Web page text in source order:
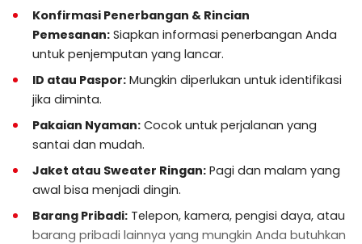
diasuransikan, dan dirawat secara berkala.
Kondisi Cuaca:Transfer beroperasi dalam
semua kondisi cuaca normal; keterlambatan
dapat terjadi dalam kondisi ekstrem.
penjadwalan kembali gratis mungkin tersedia
dengan pemberitahuan sebelumnya,
tergantung pada kebijakan.
Konfirmasi Penerbangan & Rincian
Pemesanan: Siapkan informasi penerbangan Anda
untuk penjemputan yang lancar.
ID atau Paspor: Mungkin diperlukan untuk identifikasi
jika diminta.
Pakaian Nyaman: Cocok untuk perjalanan yang
santai dan mudah.
Jaket atau Sweater Ringan: Pagi dan malam yang
awal bisa menjadi dingin.
Barang Pribadi: Telepon, kamera, pengisi daya, atau
barang pribadi lainnya yang mungkin Anda butuhkan